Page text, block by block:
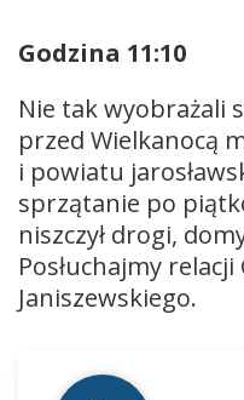
Godzina 11:10
Nie tak wyobrażali
przed Wielkanocą
i powiatu
sprzątanie po
niszczył drogi,
Posłuchajmy
Janiszewskiego.
plików